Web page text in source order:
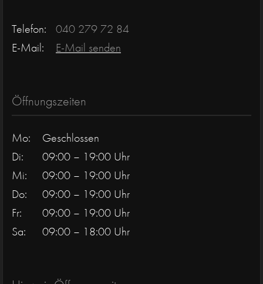
Telefon:
040 279 72 84
E-Mail:
E-Mail senden
Öffnungszeiten
Mo:
Geschlossen
Di:
09:00 – 19:00 Uhr
Mi:
09:00 – 19:00 Uhr
Do:
09:00 – 19:00 Uhr
Fr:
09:00 – 19:00 Uhr
Sa:
09:00 – 18:00 Uhr